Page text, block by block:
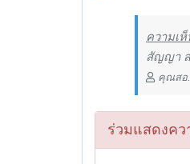
ความเ
สัญญา ส
คุณส
ร่วมแสดงค